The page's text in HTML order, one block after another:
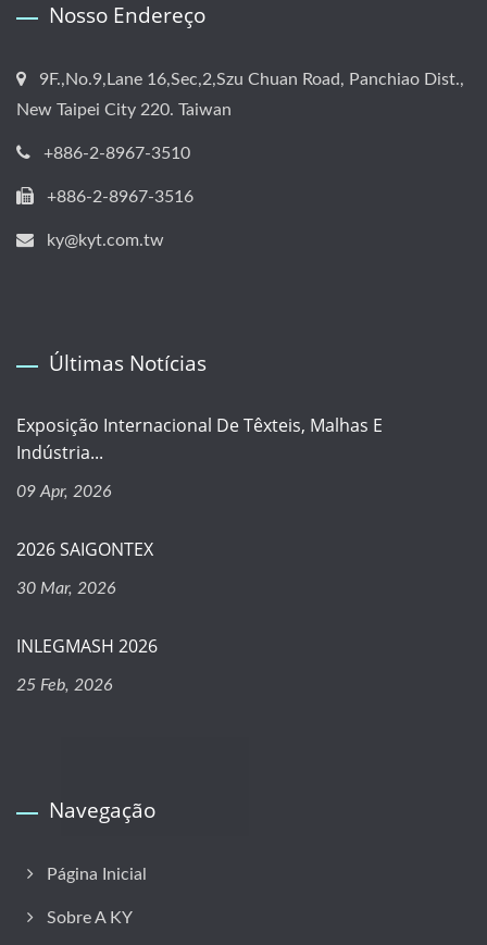
Nosso Endereço
9F.,No.9,Lane 16,Sec,2,Szu Chuan Road, Panchiao Dist.,
New Taipei City 220. Taiwan
+886-2-8967-3510
+886-2-8967-3516
ky@kyt.com.tw
Últimas Notícias
Exposição Internacional De Têxteis, Malhas E
Indústria...
09 Apr, 2026
2026 SAIGONTEX
30 Mar, 2026
INLEGMASH 2026
25 Feb, 2026
Navegação
Página Inicial
Sobre A KY